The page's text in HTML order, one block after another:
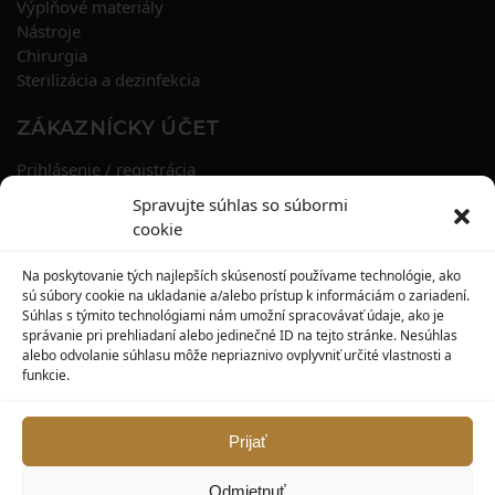
Spravujte súhlas so súbormi
cookie
Na poskytovanie tých najlepších skúseností používame technológie, ako
sú súbory cookie na ukladanie a/alebo prístup k informáciám o zariadení.
Súhlas s týmito technológiami nám umožní spracovávať údaje, ako je
správanie pri prehliadaní alebo jedinečné ID na tejto stránke. Nesúhlas
alebo odvolanie súhlasu môže nepriaznivo ovplyvniť určité vlastnosti a
funkcie.
Prijať
Odmietnuť
Výplňové materiály
Nástroje
Chirurgia
Sterilizácia a dezinfekcia
ZÁKAZNÍCKY ÚČET
Prihlásenie / registrácia
História objednávok
Zľavové kupóny
KONTAKT
MAXILO DENTAL, s. r. o.
917 05 Trnava